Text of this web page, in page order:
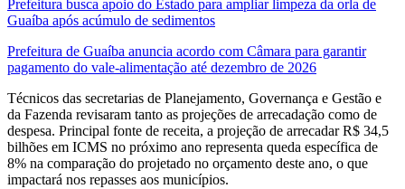
Prefeitura busca apoio do Estado para ampliar limpeza da orla de
Guaíba após acúmulo de sedimentos
Prefeitura de Guaíba anuncia acordo com Câmara para garantir
pagamento do vale-alimentação até dezembro de 2026
Técnicos das secretarias de Planejamento, Governança e Gestão e
da Fazenda revisaram tanto as projeções de arrecadação como de
despesa. Principal fonte de receita, a projeção de arrecadar R$ 34,5
bilhões em ICMS no próximo ano representa queda específica de
8% na comparação do projetado no orçamento deste ano, o que
impactará nos repasses aos municípios.